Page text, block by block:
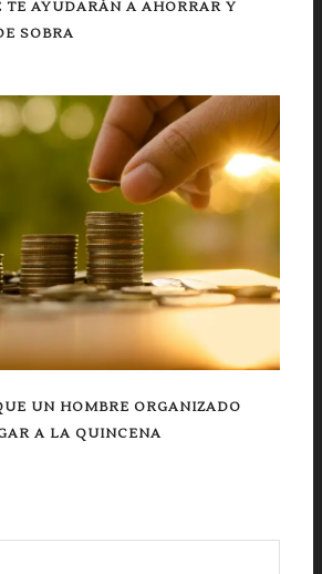
TE AYUDARÁN A AHORRAR Y
SOBRA
UN HOMBRE ORGANIZADO
A LA QUINCENA